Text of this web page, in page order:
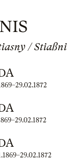
/ Stiaßni
–29.02.1872
–29.02.1872
–29.02.1872